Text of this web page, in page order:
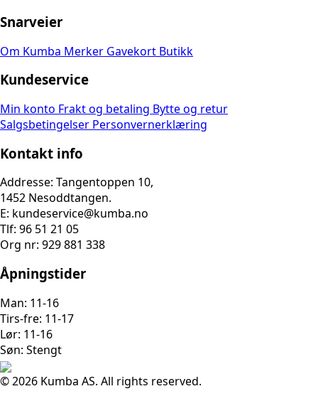
Snarveier
Om Kumba Merker Gavekort Butikk
Kundeservice
Min konto Frakt og betaling Bytte og retur
Salgsbetingelser Personvernerklæring
Kontakt info
Addresse: Tangentoppen 10,
1452 Nesoddtangen.
E: kundeservice@kumba.no
Tlf: 96 51 21 05
Org nr: 929 881 338
Åpningstider
Man: 11-16
Tirs-fre: 11-17
Lør: 11-16
Søn: Stengt
© 2026 Kumba AS. All rights reserved.